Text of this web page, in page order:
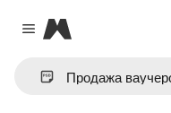
Close menu
Magnific